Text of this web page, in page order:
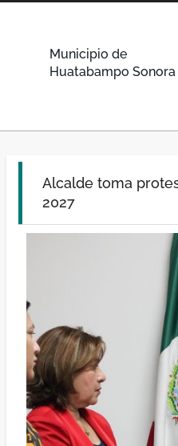
Municipio de
Huatabampo Sonora
Alcalde toma
2027